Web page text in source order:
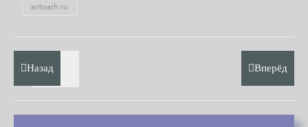
avtoarh.ru
Назад Вперёд